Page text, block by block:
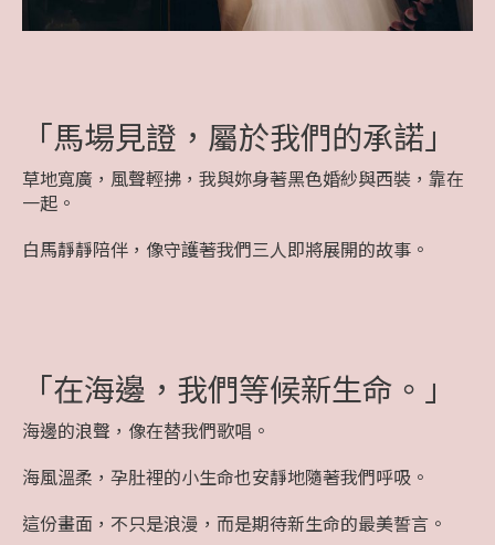
「馬場見證，屬於我們的承諾」
草地寬廣，風聲輕拂，我與妳身著黑色婚紗與西裝，靠在
一起。
白馬靜靜陪伴，像守護著我們三人即將展開的故事。
「在海邊，我們等候新生命。」
海邊的浪聲，像在替我們歌唱。
海風溫柔，孕肚裡的小生命也安靜地隨著我們呼吸。
這份畫面，不只是浪漫，而是期待新生命的最美誓言。